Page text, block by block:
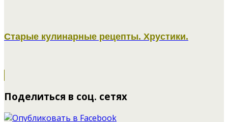
Старые кулинарные рецепты. Хрустики.
Поделиться в соц. сетях